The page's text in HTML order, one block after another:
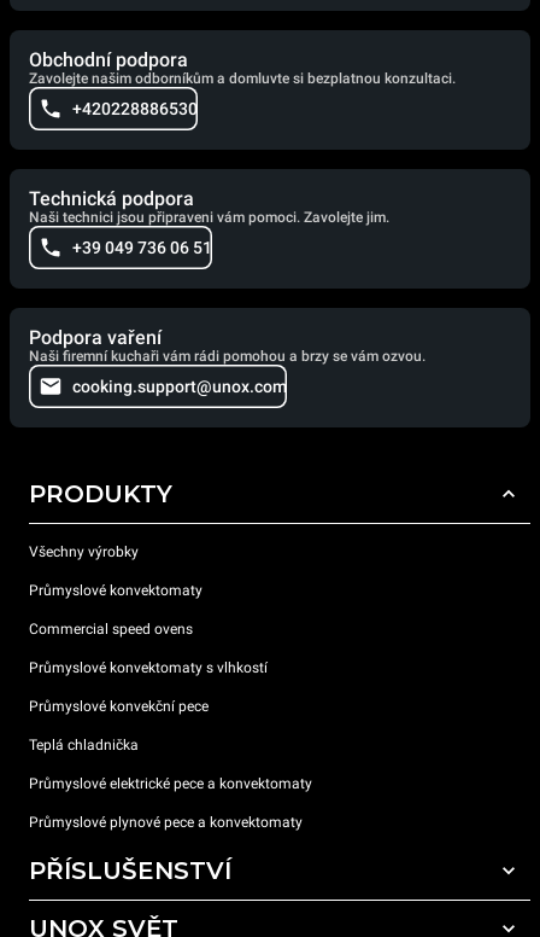
Obchodní podpora
Zavolejte našim odborníkům a domluvte si bezplatnou konzultaci.
+420228886530
Technická podpora
Naši technici jsou připraveni vám pomoci. Zavolejte jim.
+39 049 736 06 51
Podpora vaření
Naši firemní kuchaři vám rádi pomohou a brzy se vám ozvou.
cooking.support@unox.com
PRODUKTY
Všechny výrobky
Průmyslové konvektomaty
Commercial speed ovens
Průmyslové konvektomaty s vlhkostí
Průmyslové konvekční pece
Teplá chladnička
Průmyslové elektrické pece a konvektomaty
Průmyslové plynové pece a konvektomaty
PŘÍSLUŠENSTVÍ
Všechna příslušenství
UNOX SVĚT